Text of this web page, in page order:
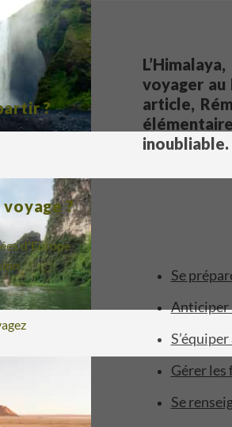
?
?
d'Europe
voyager au
article,
inoubliable.
Se
Anticiper
Gérer
Se